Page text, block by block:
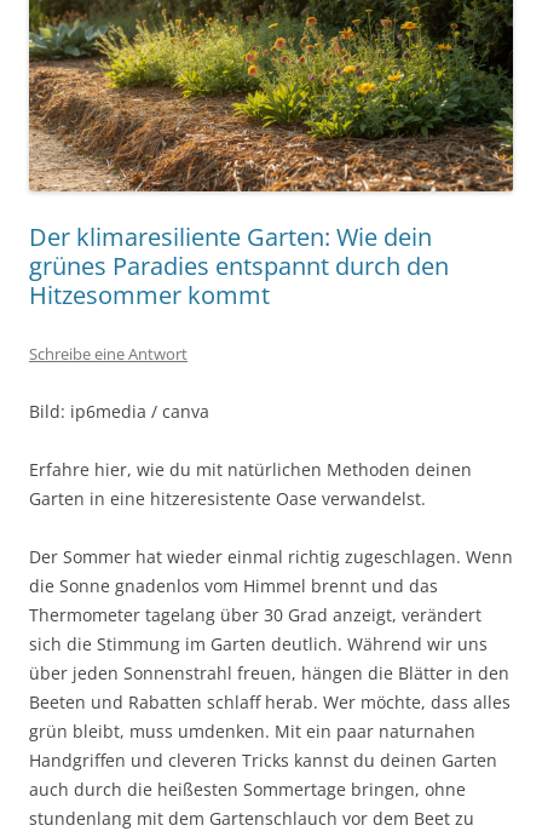
Der klimaresiliente Garten: Wie dein
grünes Paradies entspannt durch den
Hitzesommer kommt
Schreibe eine Antwort
Bild: ip6media / canva
Erfahre hier, wie du mit natürlichen Methoden deinen
Garten in eine hitzeresistente Oase verwandelst.
Der Sommer hat wieder einmal richtig zugeschlagen. Wenn
die Sonne gnadenlos vom Himmel brennt und das
Thermometer tagelang über 30 Grad anzeigt, verändert
sich die Stimmung im Garten deutlich. Während wir uns
über jeden Sonnenstrahl freuen, hängen die Blätter in den
Beeten und Rabatten schlaff herab. Wer möchte, dass alles
grün bleibt, muss umdenken. Mit ein paar naturnahen
Handgriffen und cleveren Tricks kannst du deinen Garten
auch durch die heißesten Sommertage bringen, ohne
stundenlang mit dem Gartenschlauch vor dem Beet zu